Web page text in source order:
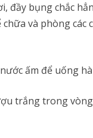
bụng chắc
và phòng các
ấm để uống
trắng trong